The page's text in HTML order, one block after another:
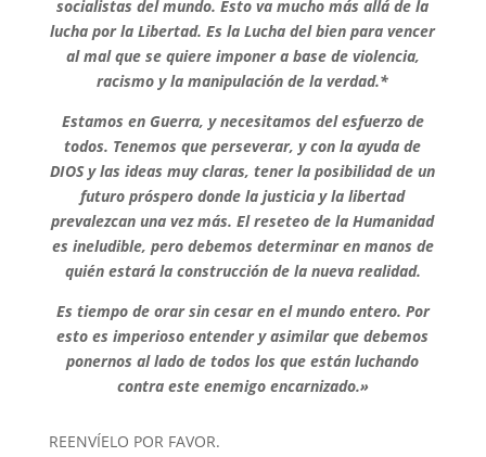
socialistas del mundo. Esto va mucho más allá de la
lucha por la Libertad. Es la Lucha del bien para vencer
al mal que se quiere imponer a base de violencia,
racismo y la manipulación de la verdad.*
Estamos en Guerra, y necesitamos del esfuerzo de
todos. Tenemos que perseverar, y con la ayuda de
DIOS y las ideas muy claras, tener la posibilidad de un
futuro próspero donde la justicia y la libertad
prevalezcan una vez más. El reseteo de la Humanidad
es ineludible, pero debemos determinar en manos de
quién estará la construcción de la nueva realidad.
Es tiempo de orar sin cesar en el mundo entero. Por
esto es imperioso entender y asimilar que debemos
ponernos al lado de todos los que están luchando
contra este enemigo encarnizado.»
REENVÍELO POR FAVOR.